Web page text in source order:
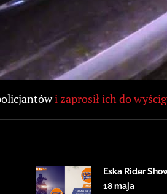
i zaprosił ich do
Eska Rider
18 maja